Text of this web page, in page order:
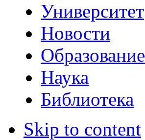
Университет
Новости
Образование
Наука
Библиотека
Skip to content